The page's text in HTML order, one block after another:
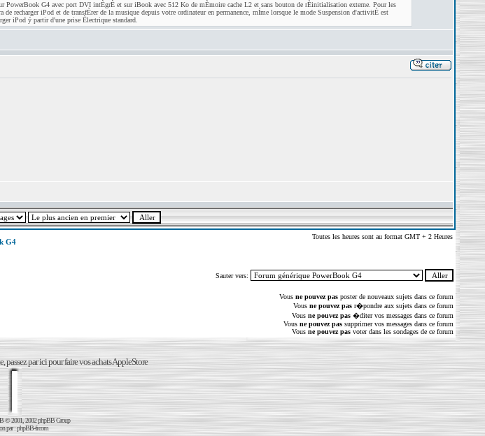
PowerBook G4 avec port DVI intÈgrÈ et sur iBook avec 512 Ko de mÈmoire cache L2 et sans bouton de rÈinitialisation externe. Pour les
recharger iPod et de transfÈrer de la musique depuis votre ordinateur en permanence, mÍme lorsque le mode Suspension d'activitÈ est
iPod ý partir d'une prise Èlectrique standard.
G4
Toutes les heures sont au format GMT + 2 Heures
Sauter vers:
Vous ne pouvez pasposter de nouveaux sujets dans ce forum
Vous ne pouvez pasr�pondre aux sujets dans ce forum
Vous ne pouvez pas�diter vos messages dans ce forum
Vous ne pouvez passupprimer vos messages dans ce forum
Vous ne pouvez pasvoter dans les sondages de ce forum
par ici pour faire vos achats AppleStore
© 2001, 2002 phpBB Group
par :phpBB-fr.com